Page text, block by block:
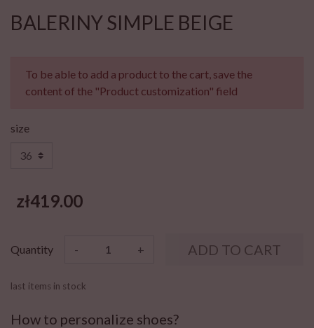
BALERINY SIMPLE BEIGE
To be able to add a product to the cart, save the
content of the "Product customization" field
size
zł419.00
Quantity - + ADD TO CART
last items in stock
How to personalize shoes?